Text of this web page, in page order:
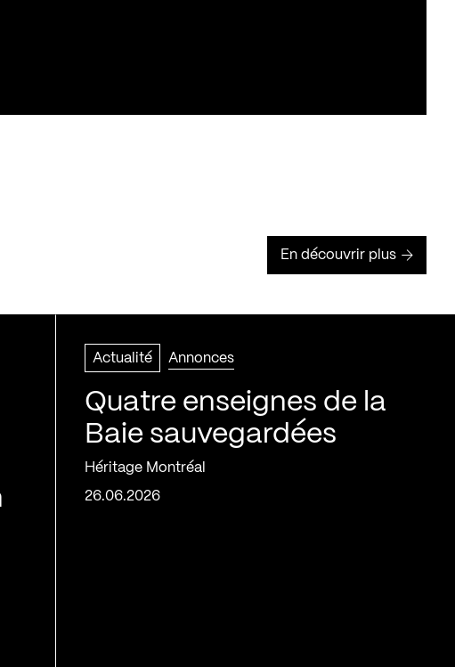
En découvrir plus
Actualité Annonces
Quatre enseignes de la
Baie sauvegardées
Héritage Montréal
26.06.2026